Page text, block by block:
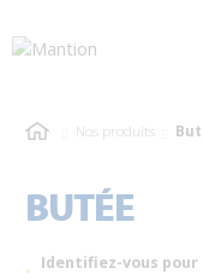
Nos produits
BUTÉE
Identifiez-vous